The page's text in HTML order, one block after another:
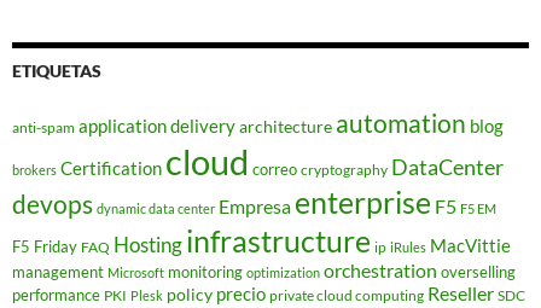
ETIQUETAS
anti-spam application deliveryarchitecture automation blog
brokers Certification cloud correo cryptography DataCenter
devops dynamic data center Empresa enterprise F5 F5 EM
F5 Friday FAQ Hostinginfrastructure ip iRules MacVittie
management Microsoft monitoring optimization orchestration overselling
performance PKI Plesk policy precio private cloud computing Reseller SDC